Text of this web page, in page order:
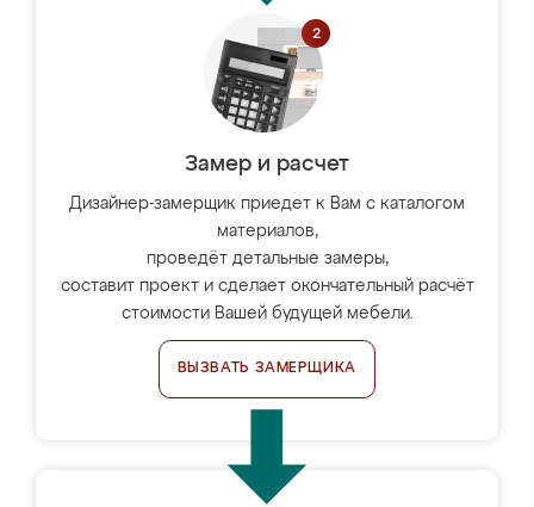
Замер и расчет
Дизайнер-замерщик приедет к Вам с каталогом
материалов,
проведёт детальные замеры,
составит проект и сделает окончательный расчёт
стоимости Вашей будущей мебели.
ВЫЗВАТЬ ЗАМЕРЩИКА